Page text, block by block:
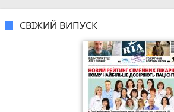
СВІЖИЙ ВИПУСК